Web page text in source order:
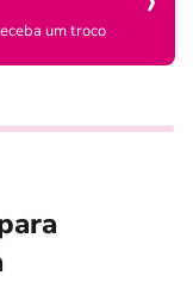
um troco